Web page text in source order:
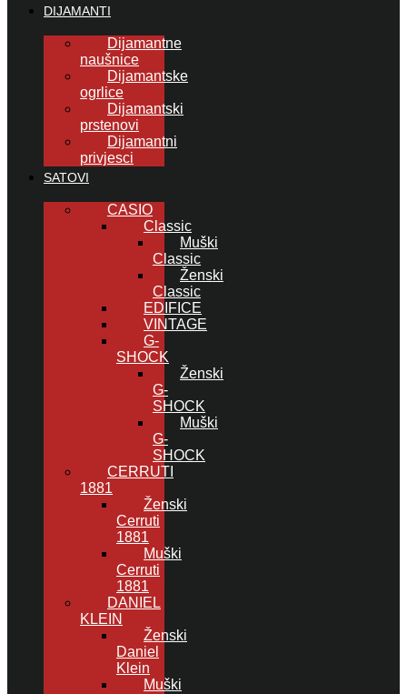
DIJAMANTI
Dijamantne
naušnice
Dijamantske
ogrlice
Dijamantski
prstenovi
Dijamantni
privjesci
SATOVI
CASIO
Classic
Muški
Classic
Ženski
Classic
EDIFICE
VINTAGE
G-
SHOCK
Ženski
G-
SHOCK
Muški
G-
SHOCK
CERRUTI
1881
Ženski
Cerruti
1881
Muški
Cerruti
1881
DANIEL
KLEIN
Ženski
Daniel
Klein
Muški